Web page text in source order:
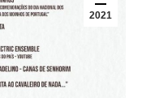
2021